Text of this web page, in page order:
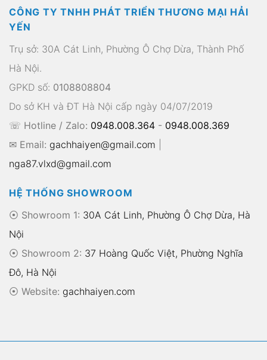
CÔNG TY TNHH PHÁT TRIỂN THƯƠNG MẠI HẢI
YẾN
Trụ sở: 30A Cát Linh, Phường Ô Chợ Dừa, Thành Phố
Hà Nội.
GPKD số: 0108808804
Do sở KH và ĐT Hà Nội cấp ngày 04/07/2019
☏ Hotline / Zalo: 0948.008.364 - 0948.008.369
✉ Email: gachhaiyen@gmail.com
nga87.vlxd@gmail.com
HỆ THỐNG SHOWROOM
⦿ Showroom 1: 30A Cát Linh, Phường Ô Chợ Dừa, Hà
Nội
⦿ Showroom 2: 37 Hoàng Quốc Việt, Phường Nghĩa
Đô, Hà Nội
⦿ Website: gachhaiyen.com